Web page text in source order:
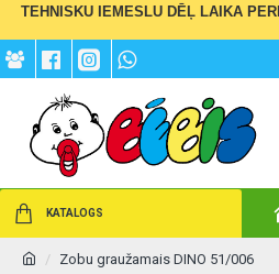
TEHNISKU IEMESLU DĒĻ LAIKA
KATALOGS
Zobu graužamais DINO 51/006